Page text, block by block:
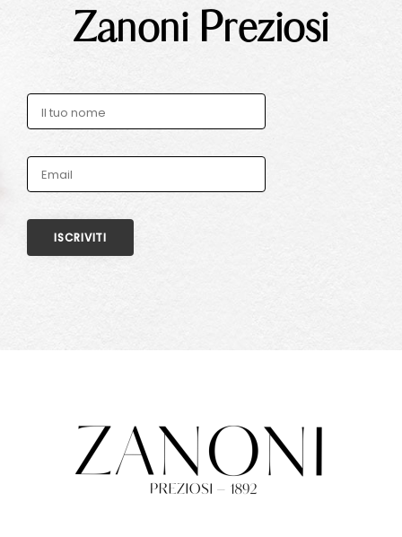
Zanoni Preziosi